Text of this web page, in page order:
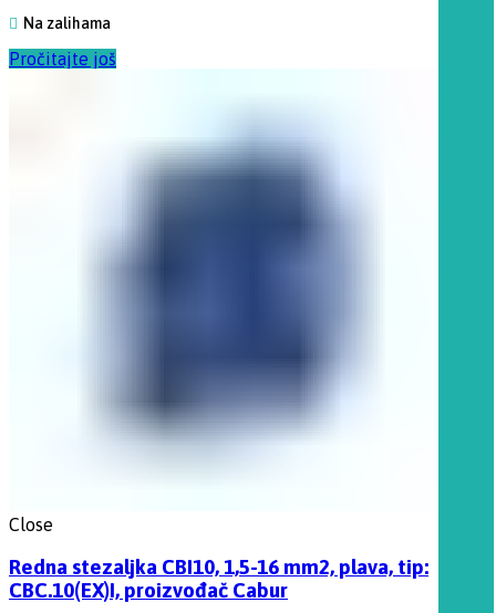
Na zalihama
Pročitajte još
Close
Redna stezaljka CBI10, 1,5-16 mm2, plava, tip:
CBC.10(EX)I, proizvođač Cabur